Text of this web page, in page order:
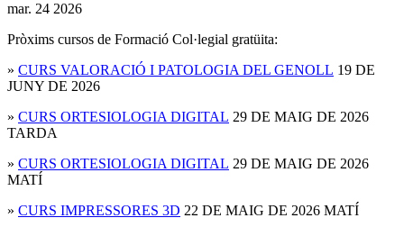
mar. 24 2026
Pròxims cursos de Formació Col·legial gratüita:
» CURS VALORACIÓ I PATOLOGIA DEL GENOLL 19 DE
JUNY DE 2026
» CURS ORTESIOLOGIA DIGITAL 29 DE MAIG DE 2026
TARDA
» CURS ORTESIOLOGIA DIGITAL 29 DE MAIG DE 2026
MATÍ
» CURS IMPRESSORES 3D 22 DE MAIG DE 2026 MATÍ